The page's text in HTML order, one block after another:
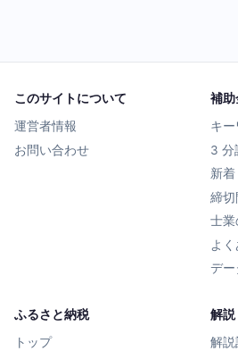
このサイトについて
運営者情報
お問い合わせ
補
キ
3 分
新着
締切
士業
よ
デー
ふるさと納税
トップ
解説
解説